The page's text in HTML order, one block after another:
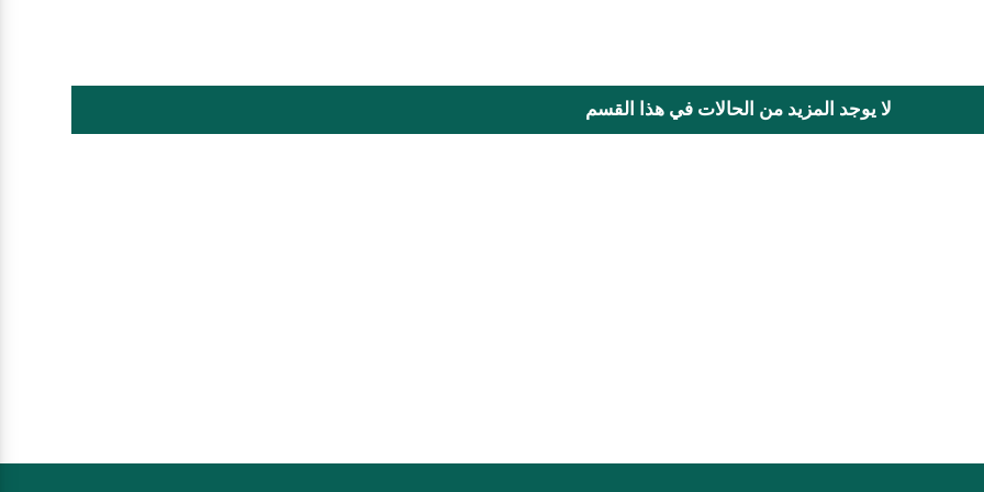
لا يوجد المزيد من الحالات في هذا القسم